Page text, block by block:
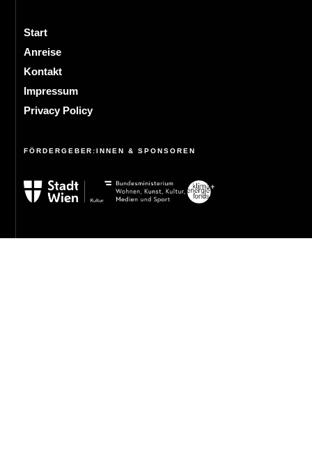
Start
Anreise
Kontakt
Impressum
Privacy Policy
FÖRDERGEBER:INNEN & SPONSOREN